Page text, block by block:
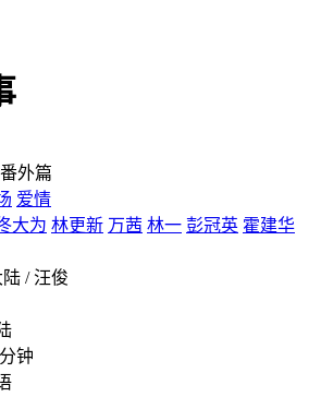
外篇
爱情
大为 林更新 万茜 林一 彭冠英 霍建华
陆 / 汪俊
钟